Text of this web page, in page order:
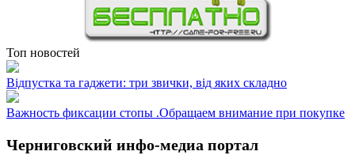
Топ новостей
Відпустка та гаджети: три звички, від яких складно
Важность фиксации стопы .Обращаем внимание при покупке
Черниговский инфо-медиа портал